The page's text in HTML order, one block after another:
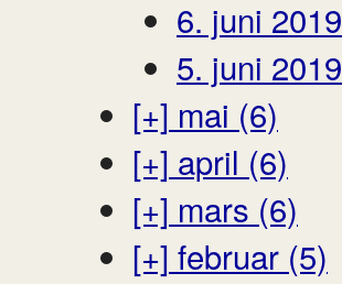
6. juni 2019
5. juni 2019
[+] mai (6)
[+] april (6)
[+] mars (6)
[+] februar (5)